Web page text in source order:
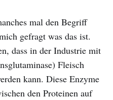
mal den Begriff
gefragt was das ist.
dass in der Industrie mit
Fleisch
kann. Diese Enzyme
den Proteinen auf